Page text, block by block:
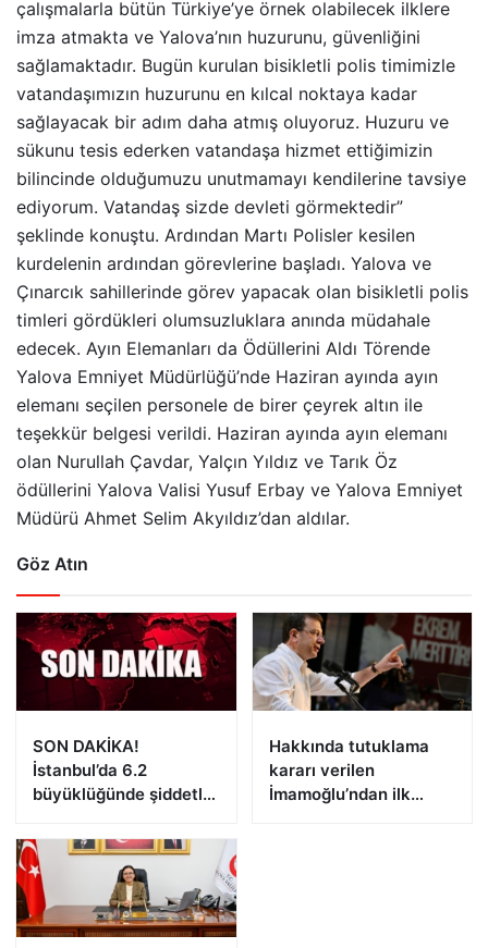
çalışmalarla bütün Türkiye’ye örnek olabilecek ilklere
imza atmakta ve Yalova’nın huzurunu, güvenliğini
sağlamaktadır. Bugün kurulan bisikletli polis timimizle
vatandaşımızın huzurunu en kılcal noktaya kadar
sağlayacak bir adım daha atmış oluyoruz. Huzuru ve
sükunu tesis ederken vatandaşa hizmet ettiğimizin
bilincinde olduğumuzu unutmamayı kendilerine tavsiye
ediyorum. Vatandaş sizde devleti görmektedir”
şeklinde konuştu. Ardından Martı Polisler kesilen
kurdelenin ardından görevlerine başladı. Yalova ve
Çınarcık sahillerinde görev yapacak olan bisikletli polis
timleri gördükleri olumsuzluklara anında müdahale
edecek. Ayın Elemanları da Ödüllerini Aldı Törende
Yalova Emniyet Müdürlüğü’nde Haziran ayında ayın
elemanı seçilen personele de birer çeyrek altın ile
teşekkür belgesi verildi. Haziran ayında ayın elemanı
olan Nurullah Çavdar, Yalçın Yıldız ve Tarık Öz
ödüllerini Yalova Valisi Yusuf Erbay ve Yalova Emniyet
Müdürü Ahmet Selim Akyıldız’dan aldılar.
Göz Atın
SON DAKİKA!
İstanbul’da 6.2
büyüklüğünde şiddetli
Hakkında tutuklama
kararı verilen
İmamoğlu’ndan ilk